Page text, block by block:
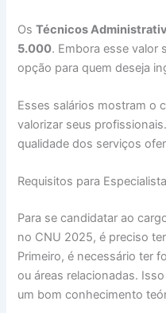
OsTécnicos
5.000. Embora esse valor
opção para quem deseja
Esses salários mostram o
valorizar seus
qualidade dos serviços
Requisitos para
Para se candidatar ao
no CNU 2025, é preciso
Primeiro, é necessário ter
ou áreas relacionadas.
um bom conhecimento